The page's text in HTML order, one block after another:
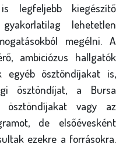
legfeljebb kiegészítő
lehetetlen
megélni. A
ambiciózus hallgatók
egyéb ösztöndíjakat is,
ösztöndíjat, a Bursa
ösztöndíjakat vagy az
de elsőévesként
ezekre a forrásokra.